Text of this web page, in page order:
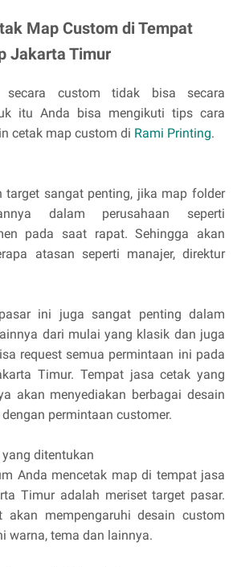
Map Custom di Tempat
Jakarta Timur
custom tidak bisa secara
itu Anda bisa mengikuti tips cara
cetak map custom di Rami Printing.
target sangat penting, jika map folder
dalam perusahaan seperti
pada saat rapat. Sehingga akan
atasan seperti manajer, direktur
ini juga sangat penting dalam
dari mulai yang klasik dan juga
request semua permintaan ini pada
Timur. Tempat jasa cetak yang
akan menyediakan berbagai desain
permintaan customer.
ditentukan
Anda mencetak map di tempat jasa
Timur adalah meriset target pasar.
akan mempengaruhi desain custom
warna, tema dan lainnya.